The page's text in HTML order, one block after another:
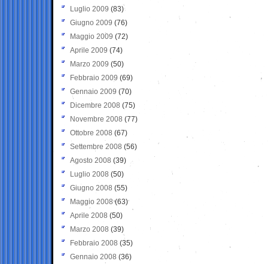
Luglio 2009 (83)
Giugno 2009 (76)
Maggio 2009 (72)
Aprile 2009 (74)
Marzo 2009 (50)
Febbraio 2009 (69)
Gennaio 2009 (70)
Dicembre 2008 (75)
Novembre 2008 (77)
Ottobre 2008 (67)
Settembre 2008 (56)
Agosto 2008 (39)
Luglio 2008 (50)
Giugno 2008 (55)
Maggio 2008(63)
Aprile 2008 (50)
Marzo 2008 (39)
Febbraio 2008 (35)
Gennaio 2008 (36)